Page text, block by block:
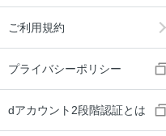
ご利用規約
プライバシーポリシー
dアカウント2段階認証とは